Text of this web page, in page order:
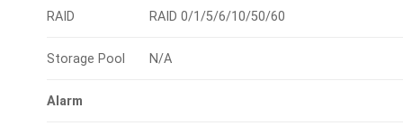
RAID RAID 0/1/5/6/10/50/60
Storage Pool N/A
Alarm